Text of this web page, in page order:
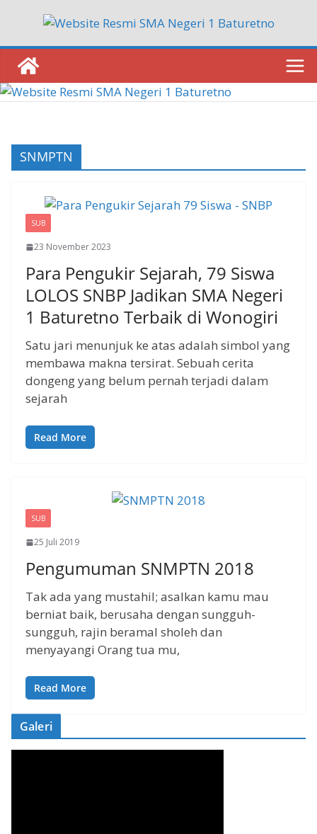
content
SNMPTN
SUB
23 November 2023
Para Pengukir Sejarah, 79 Siswa
LOLOS SNBP Jadikan SMA Negeri
1 Baturetno Terbaik di Wonogiri
Satu jari menunjuk ke atas adalah simbol yang
membawa makna tersirat. Sebuah cerita
dongeng yang belum pernah terjadi dalam
sejarah
Read More
SUB
25 Juli 2019
Pengumuman SNMPTN 2018
Tak ada yang mustahil; asalkan kamu mau
berniat baik, berusaha dengan sungguh-
sungguh, rajin beramal sholeh dan
menyayangi Orang tua mu,
Read More
Galeri